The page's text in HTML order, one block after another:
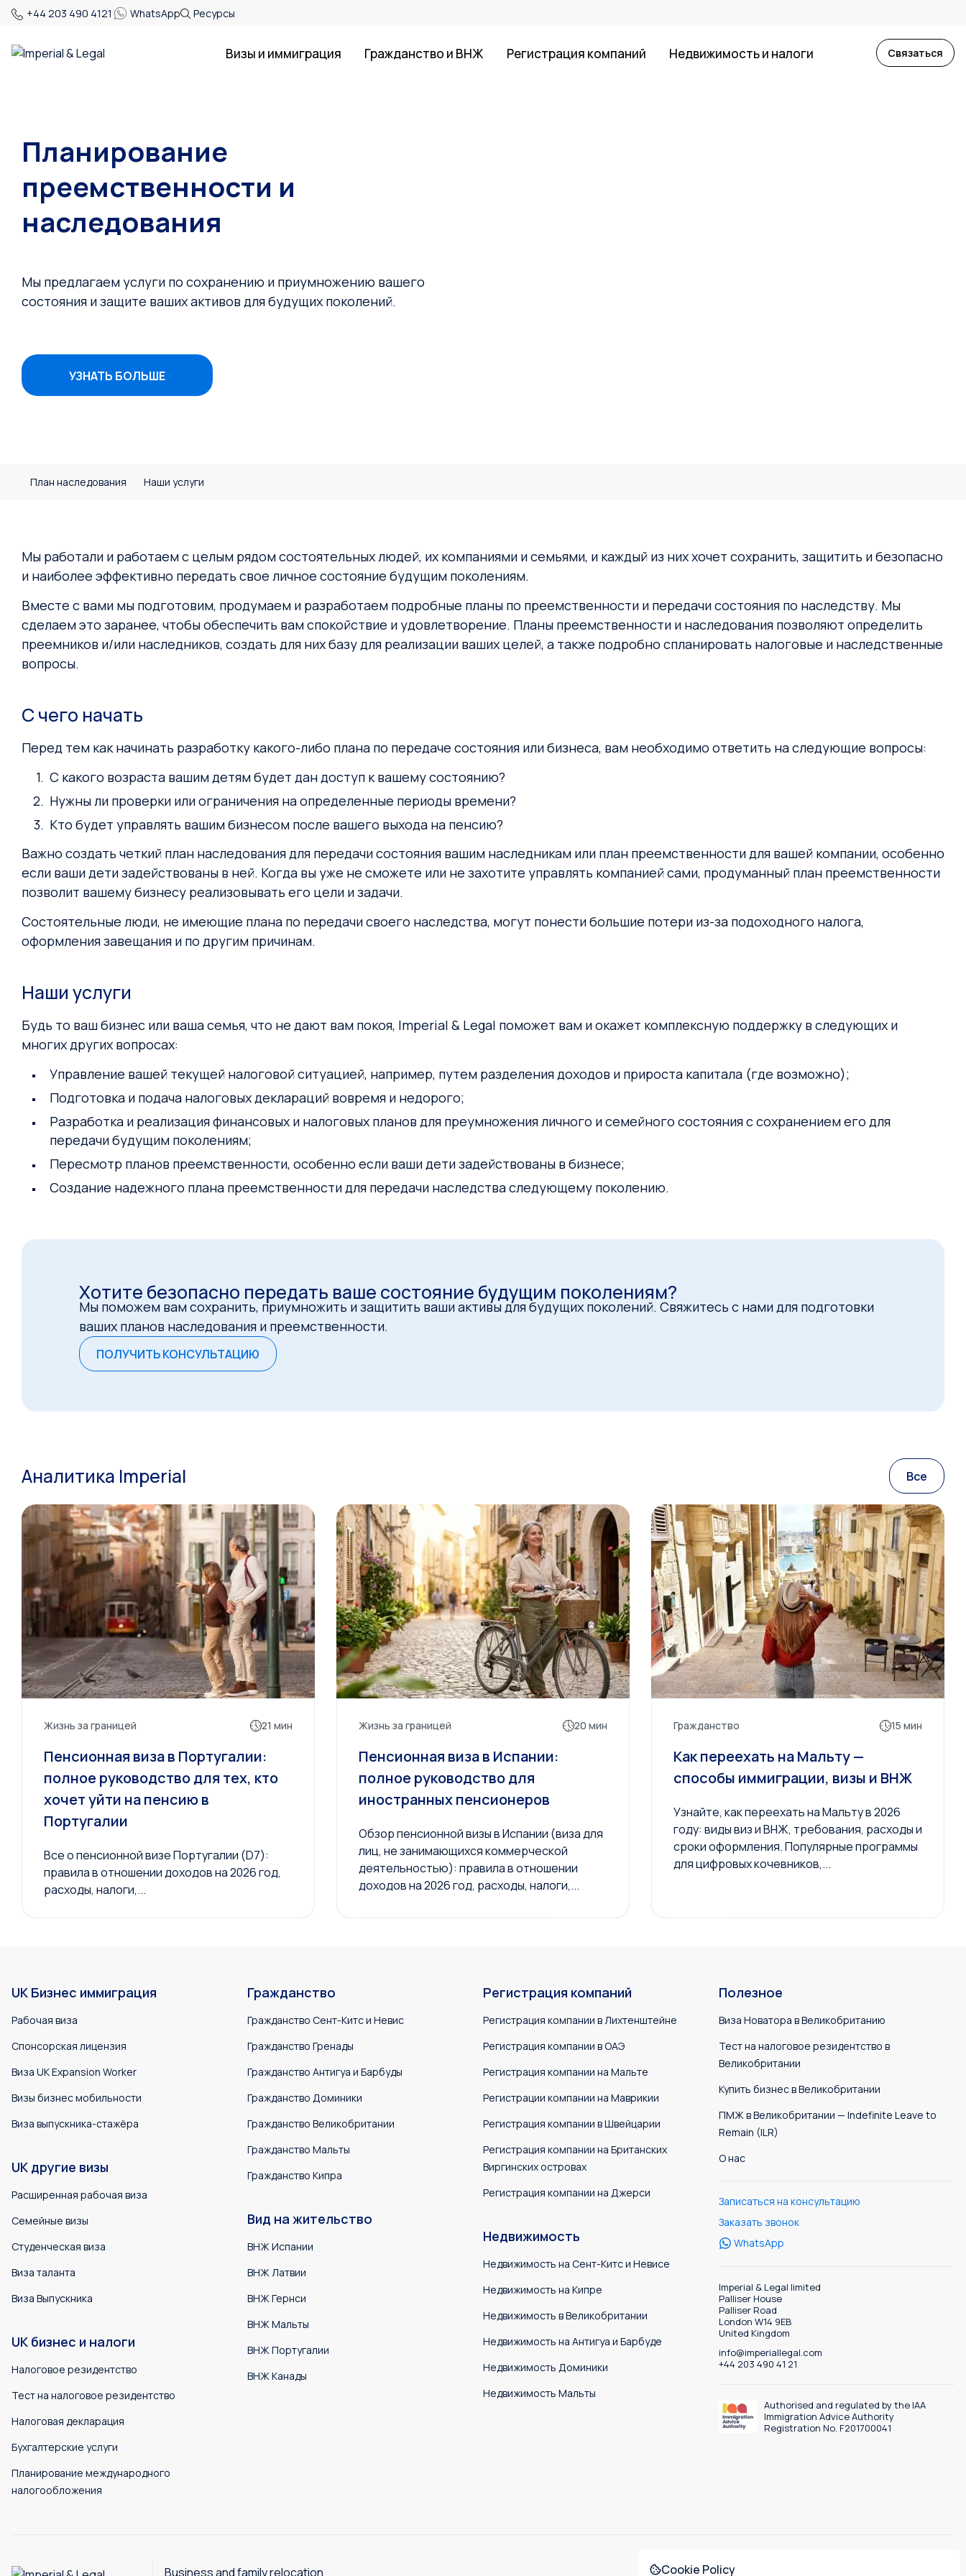
Cookie Policy
+44 203 490 4121 WhatsApp Ресурсы
Визы и иммиграция Гражданство и ВНЖ Регистрация компаний Недвижимость и налоги Связаться
Планирование
преемственности и
наследования
Мы предлагаем услуги по сохранению и приумножению вашего
состояния и защите ваших активов для будущих поколений.
УЗНАТЬ БОЛЬШЕ
План наследования Наши услуги
Мы работали и работаем с целым рядом состоятельных людей, их компаниями и семьями, и каждый из них хочет сохранить, защитить и безопасно
и наиболее эффективно передать свое личное состояние будущим поколениям.
Вместе с вами мы подготовим, продумаем и разработаем подробные планы по преемственности и передачи состояния по наследству. Мы
сделаем это заранее, чтобы обеспечить вам спокойствие и удовлетворение. Планы преемственности и наследования позволяют определить
преемников и/или наследников, создать для них базу для реализации ваших целей, а также подробно спланировать налоговые и наследственные
вопросы.
С чего начать
Перед тем как начинать разработку какого-либо плана по передаче состояния или бизнеса, вам необходимо ответить на следующие вопросы:
С какого возраста вашим детям будет дан доступ к вашему состоянию?
Нужны ли проверки или ограничения на определенные периоды времени?
Кто будет управлять вашим бизнесом после вашего выхода на пенсию?
Важно создать четкий план наследования для передачи состояния вашим наследникам или план преемственности для вашей компании, особенно
если ваши дети задействованы в ней. Когда вы уже не сможете или не захотите управлять компанией сами, продуманный план преемственности
позволит вашему бизнесу реализовывать его цели и задачи.
Состоятельные люди, не имеющие плана по передачи своего наследства, могут понести большие потери из-за подоходного налога,
оформления завещания и по другим причинам.
Наши услуги
Будь то ваш бизнес или ваша семья, что не дают вам покоя, Imperial & Legal поможет вам и окажет комплексную поддержку в следующих и
многих других вопросах:
Управление вашей текущей налоговой ситуацией, например, путем разделения доходов и прироста капитала (где возможно);
Подготовка и подача налоговых деклараций вовремя и недорого;
Разработка и реализация финансовых и налоговых планов для преумножения личного и семейного состояния с сохранением его для
передачи будущим поколениям;
Пересмотр планов преемственности, особенно если ваши дети задействованы в бизнесе;
Создание надежного плана преемственности для передачи наследства следующему поколению.
Хотите безопасно передать ваше состояние будущим поколениям?
Мы поможем вам сохранить, приумножить и защитить ваши активы для будущих поколений. Свяжитесь с нами для подготовки
ваших планов наследования и преемственности.
ПОЛУЧИТЬ КОНСУЛЬТАЦИЮ
Аналитика Imperial Все
Жизнь за границей 21 мин
Пенсионная виза в Португалии:
полное руководство для тех, кто
хочет уйти на пенсию в
Португалии
Все о пенсионной визе Португалии (D7):
правила в отношении доходов на 2026 год,
расходы, налоги,...
Жизнь за границей 20 мин
Пенсионная виза в Испании:
полное руководство для
иностранных пенсионеров
Обзор пенсионной визы в Испании (виза для
лиц, не занимающихся коммерческой
деятельностью): правила в отношении
доходов на 2026 год, расходы, налоги,...
Гражданство 15 мин
Как переехать на Мальту —
способы иммиграции, визы и ВНЖ
Узнайте, как переехать на Мальту в 2026
году: виды виз и ВНЖ, требования, расходы и
сроки оформления. Популярные программы
для цифровых кочевников,...
UK Бизнес иммиграция
Рабочая виза
Спонсорская лицензия
Виза UK Expansion Worker
Визы бизнес мобильности
Виза выпускника-стажёра
UK другие визы
Расширенная рабочая виза
Семейные визы
Студенческая виза
Виза таланта
Виза Выпускника
UK бизнес и налоги
Налоговое резидентство
Тест на налоговое резидентство
Налоговая декларация
Бухгалтерские услуги
Планирование международного
налогообложения
Гражданство
Гражданство Сент-Китс и Невис
Гражданство Гренады
Гражданство Антигуа и Барбуды
Гражданство Доминики
Гражданство Великобритании
Гражданство Мальты
Гражданство Кипра
Вид на жительство
ВНЖ Испании
ВНЖ Латвии
ВНЖ Гернси
ВНЖ Мальты
ВНЖ Португалии
ВНЖ Канады
Регистрация компаний
Регистрация компании в Лихтенштейне
Регистрация компании в ОАЭ
Регистрация компании на Мальте
Регистрации компании на Маврикии
Регистрация компании в Швейцарии
Регистрация компании на Британских
Виргинских островах
Регистрация компании на Джерси
Недвижимость
Недвижимость на Сент-Китс и Невисе
Недвижимость на Кипре
Недвижимость в Великобритании
Недвижимость на Антигуа и Барбуде
Недвижимость Доминики
Недвижимость Мальты
Полезное
Виза Новатора в Великобританию
Тест на налоговое резидентство в
Великобритании
Купить бизнес в Великобритании
ПМЖ в Великобритании — Indefinite Leave to
Remain (ILR)
О нас
Записаться на консультацию
Заказать звонок
WhatsApp
Imperial & Legal limited
Palliser House
Palliser Road
London W14 9EB
United Kingdom
info@imperiallegal.com
+44 203 490 41 21
Authorised and regulated by the IAA
Immigration Advice Authority
Registration No. F201700041
Business and family relocation